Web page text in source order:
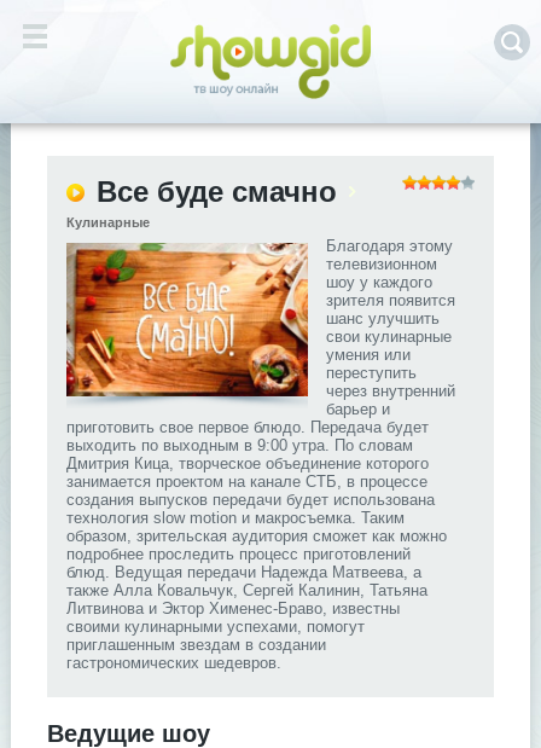
Все буде смачно
Кулинарные
Благодаря этому
телевизионном
шоу у каждого
зрителя появится
шанс улучшить
свои кулинарные
умения или
переступить
через внутренний
барьер и
приготовить свое первое блюдо. Передача будет
выходить по выходным в 9:00 утра. По словам
Дмитрия Кица, творческое объединение которого
занимается проектом на канале СТБ, в процессе
создания выпусков передачи будет использована
технология slow motion и макросъемка. Таким
образом, зрительская аудитория сможет как можно
подробнее проследить процесс приготовлений
блюд. Ведущая передачи Надежда Матвеева, а
также Алла Ковальчук, Сергей Калинин, Татьяна
Литвинова и Эктор Хименес-Браво, известны
своими кулинарными успехами, помогут
приглашенным звездам в создании
гастрономических шедевров.
Ведущие шоу